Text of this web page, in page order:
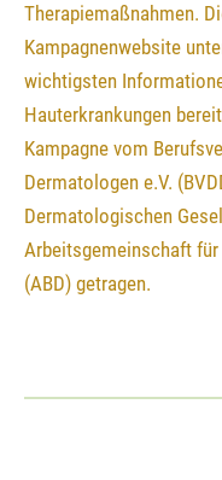
Therapiemaßnahmen.
Kampagnenwebsite
wichtigsten
Hauterkrankungen
Kampagne vom
Dermatologen e.V.
Dermatologischen
Arbeitsgemeinschaft
(ABD) getragen.